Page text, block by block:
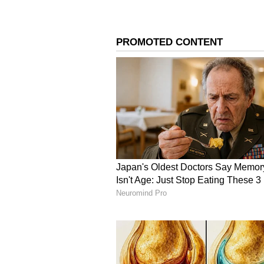
ಆದರೆ ನಿತಿನ್ ಪತ್ನಿ ಶಾಲಿನಿ ಗರ್ಭಿಣಿ
ಪೋಸ್ಟ್ ಮಾಡುತ್ತಿದ್ದಂತೆ ಅಭಿಮಾನಿಗಳು
ಜೊತೆಗೆ ಸೆಲೆಬ್ರಿಟಿಗಳು ಸಹ ಅಚ್ಚರಿ
ಸಾಮಾಜಿಕ ಮಾಧ್ಯಮದಲ್ಲಿ
ನಿತಿನ್ ಅಭಿಮಾನಿಗಳೊಂದಿಗೆ ಶೇರ್